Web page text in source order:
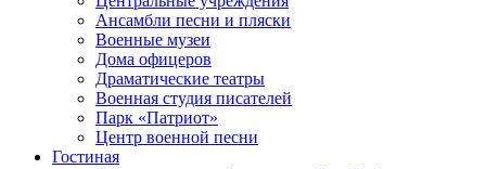
Ансамбли песни и пляски
Военные музеи
Дома офицеров
Драматические театры
Военная студия писателей
Парк «Патриот»
Центр военной песни
Гостиная